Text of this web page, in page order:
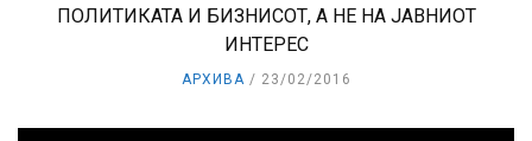
ПОЛИТИКАТА И БИЗНИСОТ, А НЕ НА ЈАВНИОТ
ИНТЕРЕС
АРХИВА 23/02/2016